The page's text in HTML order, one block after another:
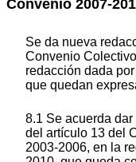
Convenio 2007-
Se da nueva
Convenio
redacción dada
que quedan
8.1 Se acuerda
del artículo 13 del
2003-2006, en la